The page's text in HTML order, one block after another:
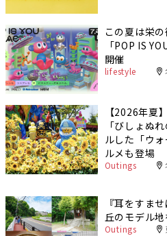
この夏は栄
「POP IS
開催
lifestyle
【2026年夏
「びしょぬ
ルした「ウ
ルメも登場
Outings
『耳をすま
丘のモデル
Outings